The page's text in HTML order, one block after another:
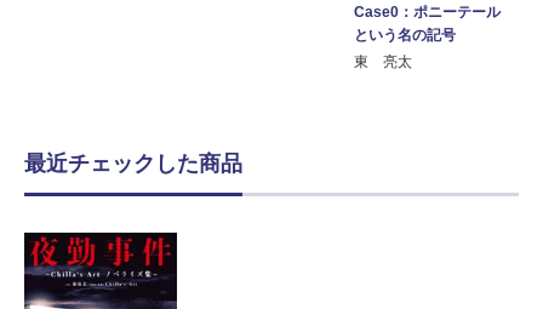
Case0：ポニーテール
という名の記号
東 亮太
最近チェックした商品